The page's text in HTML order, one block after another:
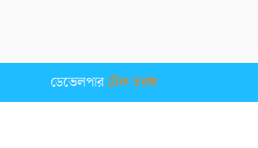
ডেভেলপারটেক তরঙ্গ